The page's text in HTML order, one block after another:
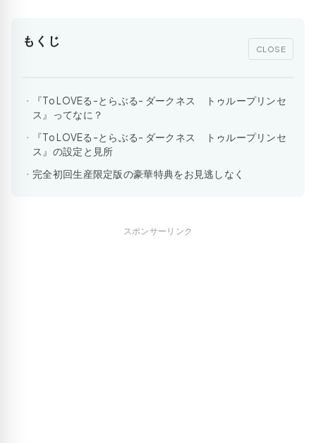
もくじ
CLOSE
『To LOVEる-とらぶる- ダークネス トゥループリンセ
ス』ってなに？
『To LOVEる-とらぶる- ダークネス トゥループリンセ
ス』の設定と見所
完全初回生産限定版の豪華特典をお見逃しなく
スポンサーリンク